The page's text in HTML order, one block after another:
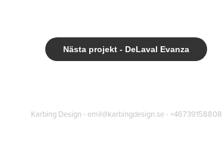
Nästa projekt - DeLaval Evanza
Karbing Design - emil@karbingdesign.se - +46739158808